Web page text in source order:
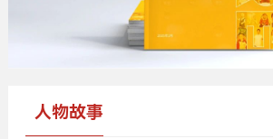
人物故事